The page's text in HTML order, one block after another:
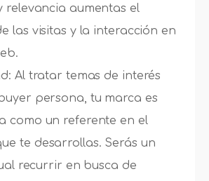
relevancia aumentas el
las visitas y la interacción en
Al tratar temas de interés
persona, tu marca es
como un referente en el
te desarrollas. Serás un
recurrir en busca de